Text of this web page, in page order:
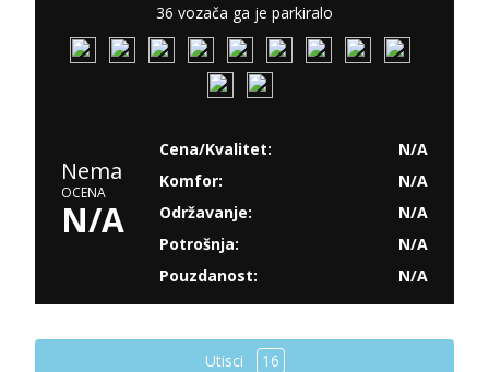
36 vozača ga je parkiralo
Nema
OCENA
N/A
Cena/Kvalitet:
N/A
Komfor:
N/A
Održavanje:
N/A
Potrošnja:
N/A
Pouzdanost:
N/A
Utisci 16